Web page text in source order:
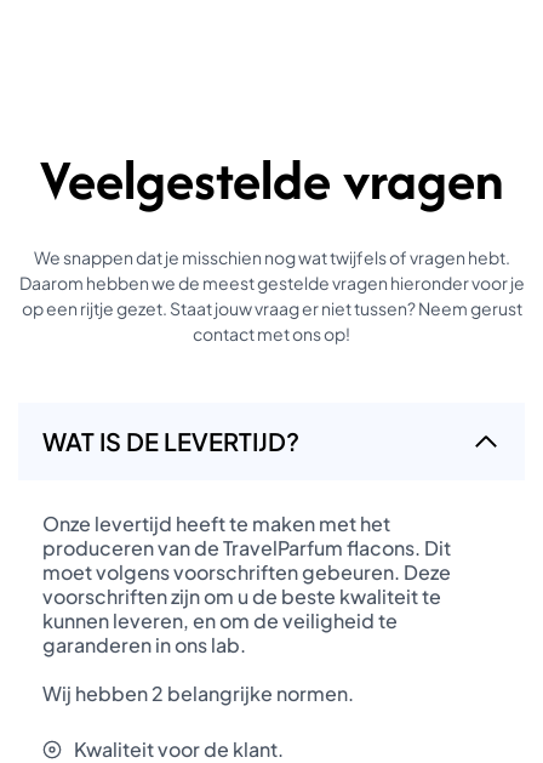
Veelgestelde vragen
We snappen dat je misschien nog wat twijfels of vragen hebt.
Daarom hebben we de meest gestelde vragen hieronder voor je
op een rijtje gezet. Staat jouw vraag er niet tussen? Neem gerust
contact met ons op!
WAT IS DE LEVERTIJD?
Onze levertijd heeft te maken met het
produceren van de TravelParfum flacons. Dit
moet volgens voorschriften gebeuren. Deze
voorschriften zijn om u de beste kwaliteit te
kunnen leveren, en om de veiligheid te
garanderen in ons lab.
Wij hebben 2 belangrijke normen.
Kwaliteit voor de klant.